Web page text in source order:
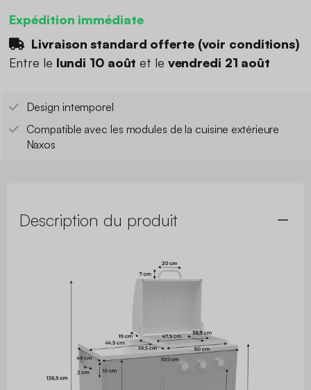
Expédition immédiate
Livraison standard offerte (voir conditions)
Entre le lundi 10 août et le vendredi 21 août
Design intemporel
Compatible avec les modules de la cuisine extérieure
Naxos
Description du produit